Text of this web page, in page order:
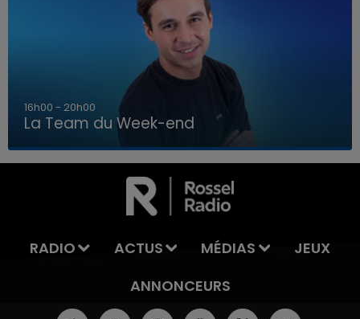
LA TEAM DU WEEK-END
7h00 - 12h00
La Team du Week-end
RADIO ACTUS MÉDIAS
JEUX
ANNONCEURS